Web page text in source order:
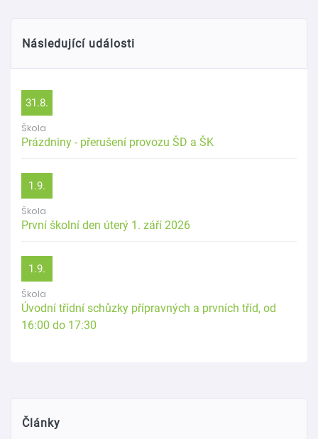
Následující události
31.8.
Škola
Prázdniny - přerušení provozu ŠD a ŠK
1.9.
Škola
První školní den úterý 1. září 2026
1.9.
Škola
Úvodní třídní schůzky přípravných a prvních tříd, od
16:00 do 17:30
Články